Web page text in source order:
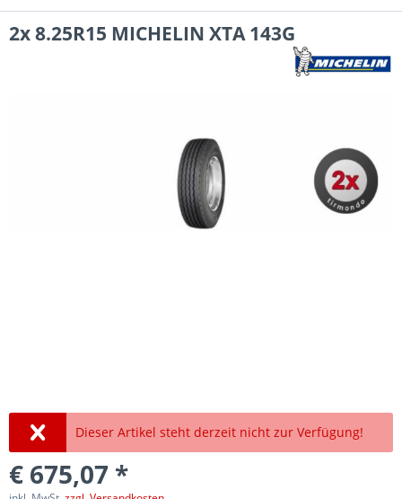
2x 8.25R15 MICHELIN XTA 143G
Dieser Artikel steht derzeit nicht zur Verfügung!
€ 675,07 *